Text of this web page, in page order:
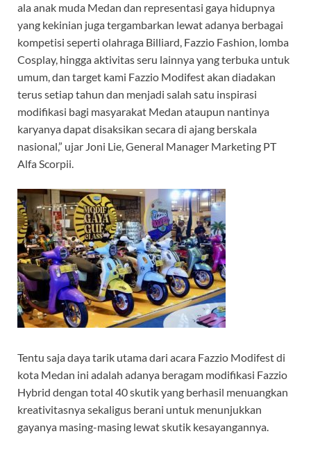
ala anak muda Medan dan representasi gaya hidupnya
yang kekinian juga tergambarkan lewat adanya berbagai
kompetisi seperti olahraga Billiard, Fazzio Fashion, lomba
Cosplay, hingga aktivitas seru lainnya yang terbuka untuk
umum, dan target kami Fazzio Modifest akan diadakan
terus setiap tahun dan menjadi salah satu inspirasi
modifikasi bagi masyarakat Medan ataupun nantinya
karyanya dapat disaksikan secara di ajang berskala
nasional,” ujar Joni Lie, General Manager Marketing PT
Alfa Scorpii.
Tentu saja daya tarik utama dari acara Fazzio Modifest di
kota Medan ini adalah adanya beragam modifikasi Fazzio
Hybrid dengan total 40 skutik yang berhasil menuangkan
kreativitasnya sekaligus berani untuk menunjukkan
gayanya masing-masing lewat skutik kesayangannya.